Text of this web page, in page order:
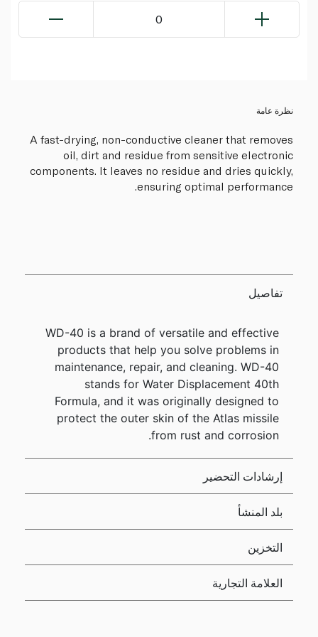
0
نظرة عامة
A fast-drying, non-conductive cleaner that removes
oil, dirt and residue from sensitive electronic
components. It leaves no residue and dries quickly,
ensuring optimal performance.
تفاصيل
WD-40 is a brand of versatile and effective
products that help you solve problems in
maintenance, repair, and cleaning. WD-40
stands for Water Displacement 40th
Formula, and it was originally designed to
protect the outer skin of the Atlas missile
from rust and corrosion.
إرشادات التحضير
بلد المنشأ
التخزين
العلامة التجارية